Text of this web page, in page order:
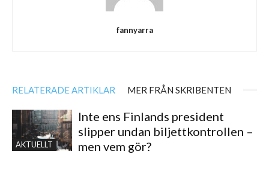
fannyarra
RELATERADE ARTIKLAR MER FRÅN SKRIBENTEN
AKTUELLT
Inte ens Finlands president
slipper undan biljettkontrollen –
men vem gör?